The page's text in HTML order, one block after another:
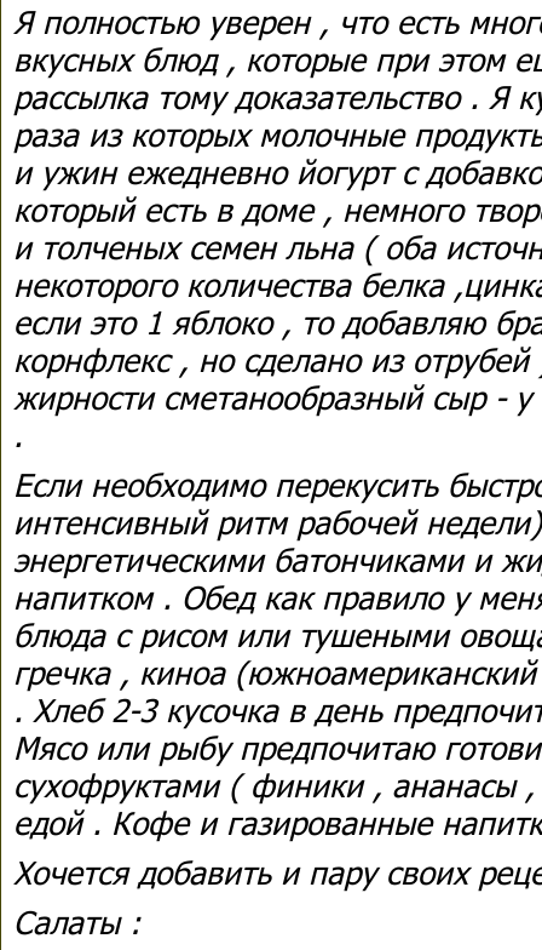
Я полностью уверен , что есть
вкусных блюд , которые при этом
рассылка тому доказательство . Я
раза из которых молочные
и ужин ежедневно йогурт с
который есть в доме , немного
и толченых семен льна ( оба
некоторого количества белка
если это 1 яблоко , то добавляю
корнфлекс , но сделано из
жирности сметанообразный сыр -
.
Если необходимо перекусить
интенсивный ритм рабочей
энергетическими батончиками и
напитком . Обед как правило у
блюда с рисом или тушеными
гречка , киноа
. Хлеб 2-3 кусочка в день
Мясо или рыбу предпочитаю
сухофруктами ( финики , ананасы
едой . Кофе и газированные
Хочется добавить и пару своих
Салаты :